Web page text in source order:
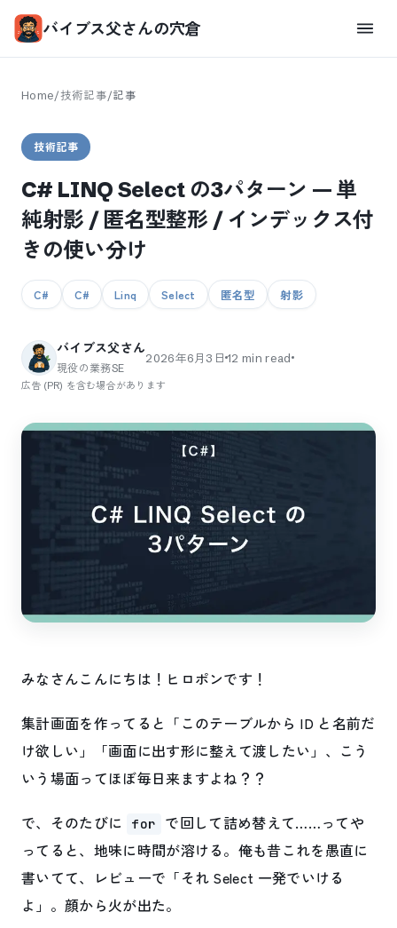
バイブス父さんの穴倉
Home/技術記事/記事
技術記事
C# LINQ Select の3パターン — 単
純射影 / 匿名型整形 / インデックス付
きの使い分け
C# C# Linq Select 匿名型 射影
バイブス父さん
現役の業務SE
2026年6月3日12 min read
広告 (PR) を含む場合があります
みなさんこんにちは！ヒロポンです！
集計画面を作ってると「このテーブルから ID と名前だ
け欲しい」「画面に出す形に整えて渡したい」、こう
いう場面ってほぼ毎日来ますよね？？
で、そのたびに for
で回して詰め替えて……ってや
ってると、地味に時間が溶ける。俺も昔これを愚直に
書いてて、レビューで「それ Select 一発でいける
よ」。顔から火が出た。